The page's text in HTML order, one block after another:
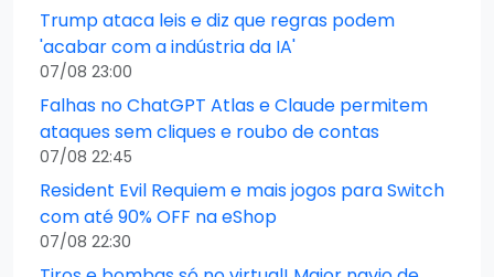
Trump ataca leis e diz que regras podem
'acabar com a indústria da IA'
07/08 23:00
Falhas no ChatGPT Atlas e Claude permitem
ataques sem cliques e roubo de contas
07/08 22:45
Resident Evil Requiem e mais jogos para Switch
com até 90% OFF na eShop
07/08 22:30